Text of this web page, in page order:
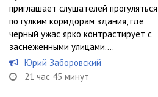
приглашает слушателей прогуляться
по гулким коридорам здания, где
черный ужас ярко контрастирует с
заснеженными улицами....
Юрий Заборовский
21 час 45 минут